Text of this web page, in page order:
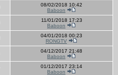
08/02/2018 10:42
Baboon
11/01/2018 17:23
Baboon
04/01/2018 00:23
RONGTV
04/12/2017 21:48
Baboon
01/12/2017 23:14
Baboon